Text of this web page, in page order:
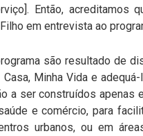
Então, acreditamos
em entrevista ao
são resultado de
Minha Vida e
a ser construídos apenas
e comércio, para
urbanos, ou em